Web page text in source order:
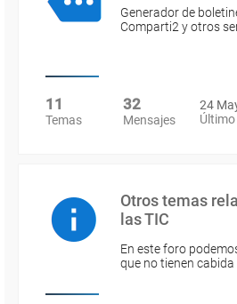
Generador de
Comparti2 y otros
11
Temas
32
Mensajes
24
Otros temas
las TIC
En este foro
que no tienen cabida